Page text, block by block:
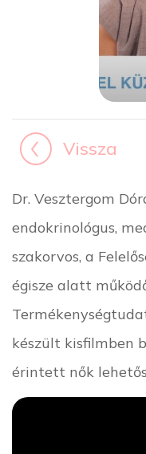
Vissza
Dr. Vesztergom
endokrinológus,
szakorvos, a
égisze alatt
készült kisfilmben
érintett nők